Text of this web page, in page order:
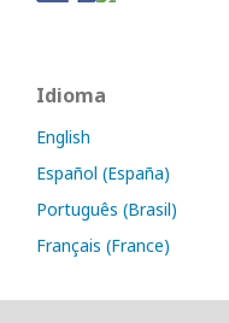
Idioma
English
Español (España)
Português (Brasil)
Français (France)